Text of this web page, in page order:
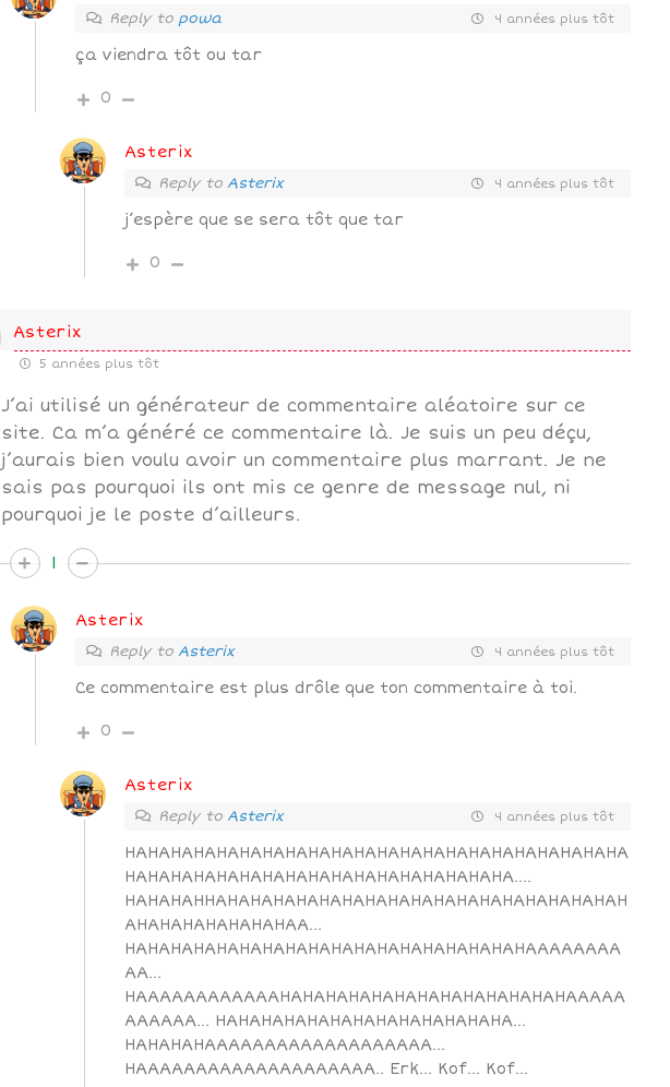
Reply to powa 4 années plus tôt
ça viendra tôt ou tar
0
Asterix
Reply to Asterix 4 années plus tôt
j’espère que se sera tôt que tar
0
Asterix
5 années plus tôt
J’ai utilisé un générateur de commentaire aléatoire sur ce
site. Ca m’a généré ce commentaire là. Je suis un peu déçu,
j’aurais bien voulu avoir un commentaire plus marrant. Je ne
sais pas pourquoi ils ont mis ce genre de message nul, ni
pourquoi je le poste d’ailleurs.
1
Asterix
Reply to Asterix 4 années plus tôt
Ce commentaire est plus drôle que ton commentaire à toi.
0
Asterix
Reply to Asterix 4 années plus tôt
HAHAHAHAHAHAHAHAHAHAHAHAHAHAHAHAHAHAHAHAHAHA
HAHAHAHAHAHAHAHAHAHAHAHAHAHAHAHAHA….
HAHAHAHHAHAHAHAHAHAHAHAHAHAHAHAHAHAHAHAHAHAH
AHAHAHAHAHAHAHAA…
HAHAHAHAHAHAHAHAHAHAHAHAHAHAHAHAHAHAAAAAAAA
AA…
HAAAAAAAAAAAAHAHAHAHAHAHAHAHAHAHAHAHAHAAAAA
AAAAAA… HAHAHAHAHAHAHAHAHAHAHAHAHA…
HAHAHAHAAAAAAAAAAAAAAAAAAA…
HAAAAAAAAAAAAAAAAAAAA.. Erk… Kof… Kof…